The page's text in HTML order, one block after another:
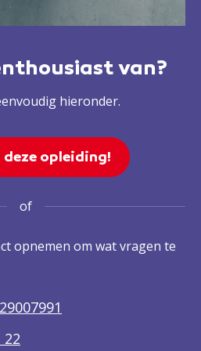
van?
hieronder.
deze opleiding!
of
opnemen om wat vragen te
22